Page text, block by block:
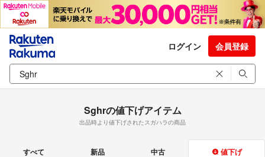
ログイン 会員登録
Sghrの値下げアイテム
出品時より値下げされたスガハラの商品
すべて 新品 中古 値下げ